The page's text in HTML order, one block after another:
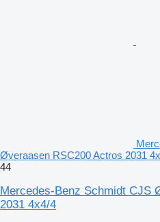
Øveraasen RSC200 Actros 2031
44
Mercedes-Benz Schmidt CJS
2031 4x4/4